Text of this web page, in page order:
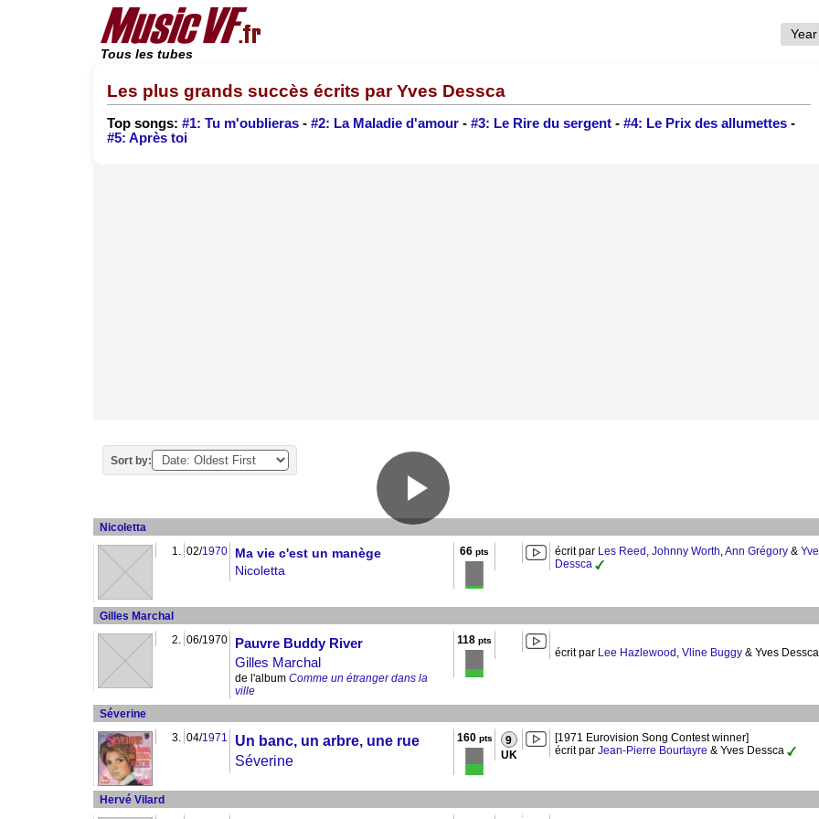
Tous les tubes
Les plus grands succès écrits par Yves Dessca
Top songs: #1: Tu m'oublieras - #2: La Maladie d'amour - #3: Le Rire du sergent - #4: Le Prix des allumettes -
#5: Après toi
Sort by:
Nicoletta
1. 02/1970
Ma vie c'est un manège
Nicoletta
66 pts écrit par Les Reed , Johnny Worth,Ann Grégory &
Dessca
Gilles Marchal
2. 06/1970
Pauvre Buddy River
Gilles Marchal
de l'album Comme un étranger dans la
ville
118 pts
écrit par Lee Hazlewood , Vline Buggy & Yves
Séverine
3. 04/1971
Un banc, un arbre, une rue
Séverine
160pts 9
UK
[1971 Eurovision Song Contest winner]
écrit par Jean-Pierre Bourtayre & Yves Dessca
Hervé Vilard